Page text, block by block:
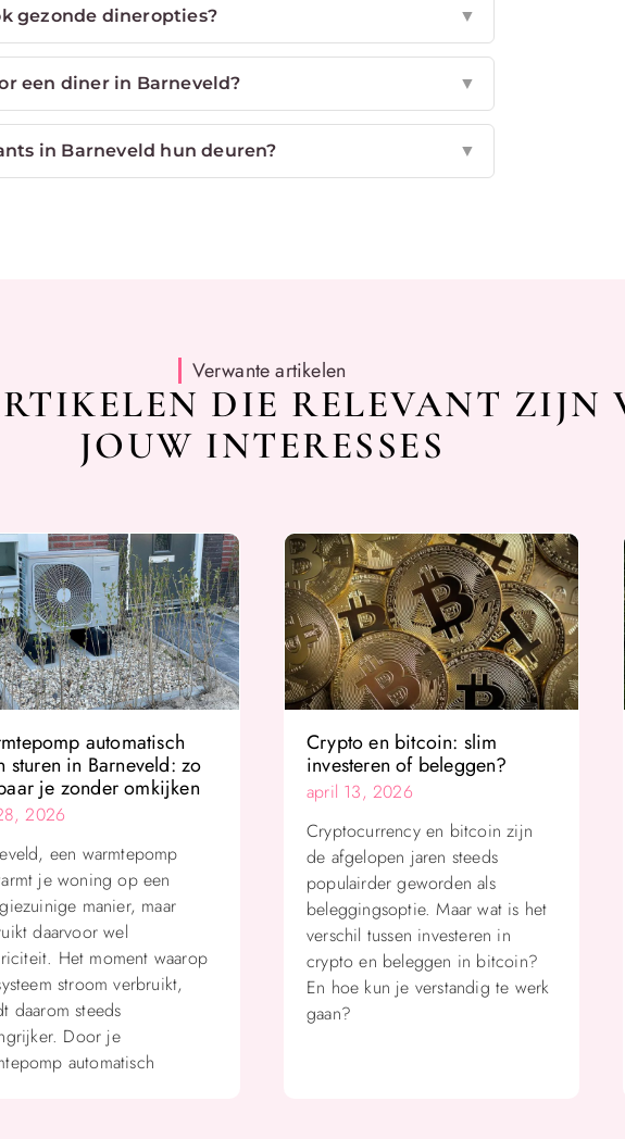
gezonde dineropties? ▼
een diner in Barneveld? ▼
in Barneveld hun deuren? ▼
Verwante artikelen
DIE RELEVANT ZIJN
JOUW INTERESSES
automatisch
sturen in Barneveld: zo
je zonder omkijken
2026
een warmtepomp
je woning op een
manier, maar
daarvoor wel
Het moment waarop
stroom verbruikt,
daarom steeds
Door je
automatisch
Crypto en bitcoin: slim
investeren of beleggen?
april 13, 2026
Cryptocurrency en bitcoin zijn
de afgelopen jaren steeds
populairder geworden als
beleggingsoptie. Maar wat is het
verschil tussen investeren in
crypto en beleggen in bitcoin?
En hoe kun je verstandig te werk
gaan?